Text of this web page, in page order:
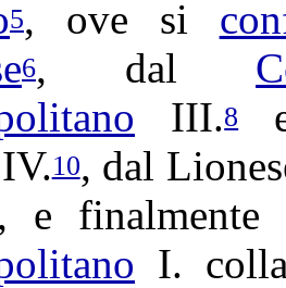
5, ove si
6, dal
III.8
IV.10, dal
, e
I.